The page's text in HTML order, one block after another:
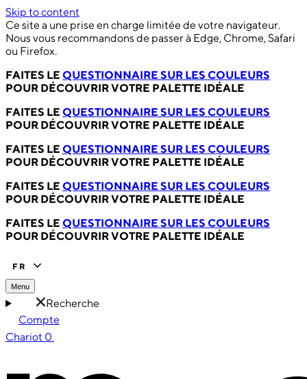
Skip to content
Ce site a une prise en charge limitée de votre navigateur.
Nous vous recommandons de passer à Edge, Chrome, Safari
ou Firefox.
FAITES LE QUESTIONNAIRE SUR LES COULEURS
POUR DÉCOUVRIR VOTRE PALETTE IDÉALE
FAITES LE QUESTIONNAIRE SUR LES COULEURS
POUR DÉCOUVRIR VOTRE PALETTE IDÉALE
FAITES LE QUESTIONNAIRE SUR LES COULEURS
POUR DÉCOUVRIR VOTRE PALETTE IDÉALE
FAITES LE QUESTIONNAIRE SUR LES COULEURS
POUR DÉCOUVRIR VOTRE PALETTE IDÉALE
FAITES LE QUESTIONNAIRE SUR LES COULEURS
POUR DÉCOUVRIR VOTRE PALETTE IDÉALE
FR
Menu
Recherche
Compte
Chariot 0